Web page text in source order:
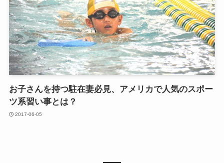
お子さんを持つ駐在妻必見、アメリカで人気のスポー
ツ系習い事とは？
2017-06-05